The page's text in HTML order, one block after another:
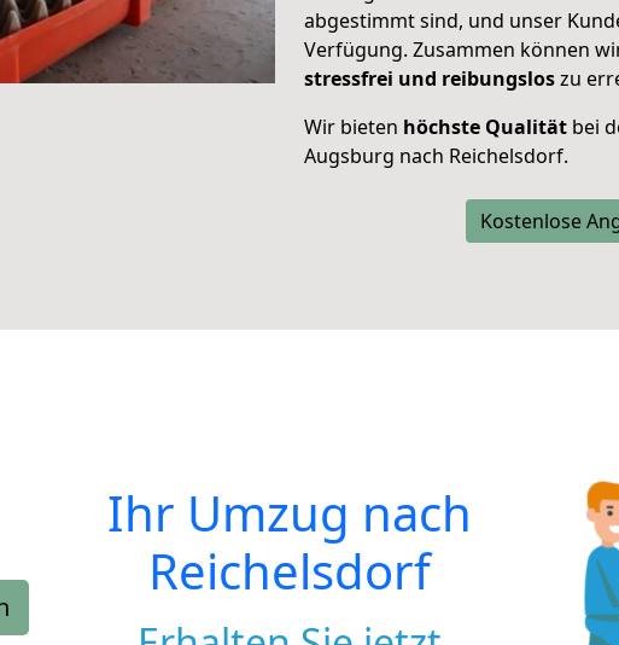
abgestimmt sind, und unser
Verfügung. Zusammen können
stressfrei und reibungsloszu
Wir bieten höchste Qualität bei
Augsburg nach Reichelsdorf.
Kostenlose
Ihr Umzug nach
Reichelsdorf